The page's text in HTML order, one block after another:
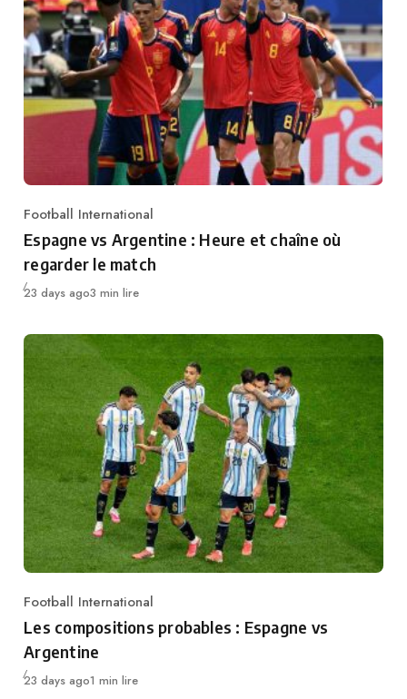
Category
Football International
Espagne vs Argentine : Heure et chaîne où
regarder le match
Publié
23 days ago3 min lire
Category
Football International
Les compositions probables : Espagne vs
Argentine
Publié
23 days ago1 min lire